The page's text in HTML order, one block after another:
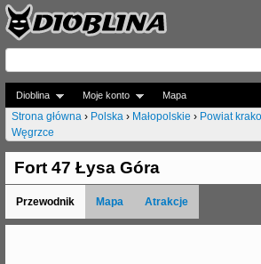
Jump to navigation
Dioblina Moje konto Mapa
J
e
s
t
Strona główna › Polska › Małopolskie › Powiat
Węgrzce
Fort 47 Łysa Góra
Przewodnik Mapa Atrakcje